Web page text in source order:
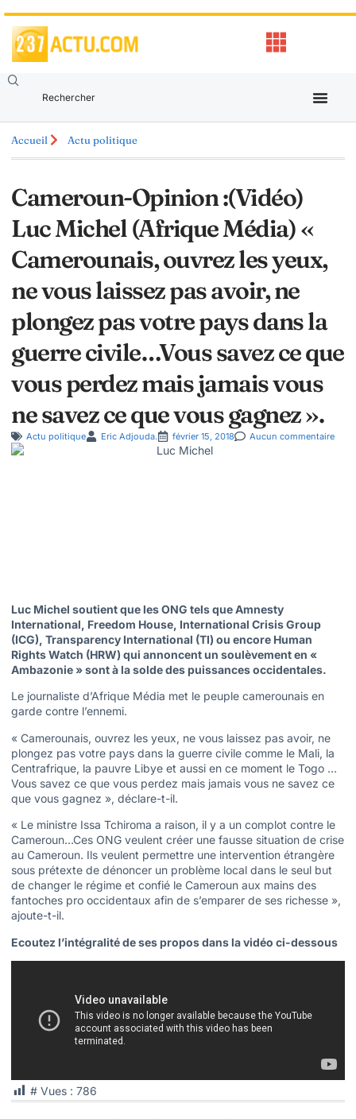
Accueil Actu politique
Cameroun-Opinion :(Vidéo)
Luc Michel (Afrique Média) «
Camerounais, ouvrez les yeux,
ne vous laissez pas avoir, ne
plongez pas votre pays dans la
guerre civile…Vous savez ce que
vous perdez mais jamais vous
ne savez ce que vous gagnez ».
Actu politique Eric Adjouda. février 15, 2018 Aucun commentaire
Luc Michel soutient que les ONG tels que Amnesty
International, Freedom House, International Crisis Group
(ICG), Transparency International (TI) ou encore Human
Rights Watch (HRW) qui annoncent un soulèvement en «
Ambazonie » sont à la solde des puissances occidentales.
Le journaliste d’Afrique Média met le peuple camerounais en
garde contre l’ennemi.
« Camerounais, ouvrez les yeux, ne vous laissez pas avoir, ne
plongez pas votre pays dans la guerre civile comme le Mali, la
Centrafrique, la pauvre Libye et aussi en ce moment le Togo …
Vous savez ce que vous perdez mais jamais vous ne savez ce
que vous gagnez », déclare-t-il.
« Le ministre Issa Tchiroma a raison, il y a un complot contre le
Cameroun…Ces ONG veulent créer une fausse situation de crise
au Cameroun. Ils veulent permettre une intervention étrangère
sous prétexte de dénoncer un problème local dans le seul but
de changer le régime et confié le Cameroun aux mains des
fantoches pro occidentaux afin de s’emparer de ses richesse »,
ajoute-t-il.
Ecoutez l’intégralité de ses propos dans la vidéo ci-dessous
# Vues : 786